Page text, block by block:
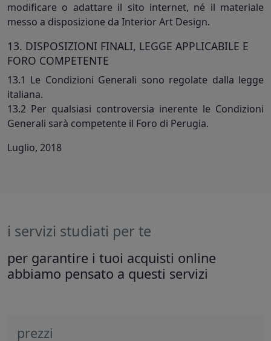
modificare o adattare il sito internet, né il materiale
messo a disposizione da Interior Art Design.
13. DISPOSIZIONI FINALI, LEGGE APPLICABILE E
FORO COMPETENTE
13.1 Le Condizioni Generali sono regolate dalla legge
italiana.
13.2 Per qualsiasi controversia inerente le Condizioni
Generali sarà competente il Foro di Perugia.
Luglio, 2018
i servizi studiati per te
per garantire i tuoi acquisti online
abbiamo pensato a questi servizi
prezzi